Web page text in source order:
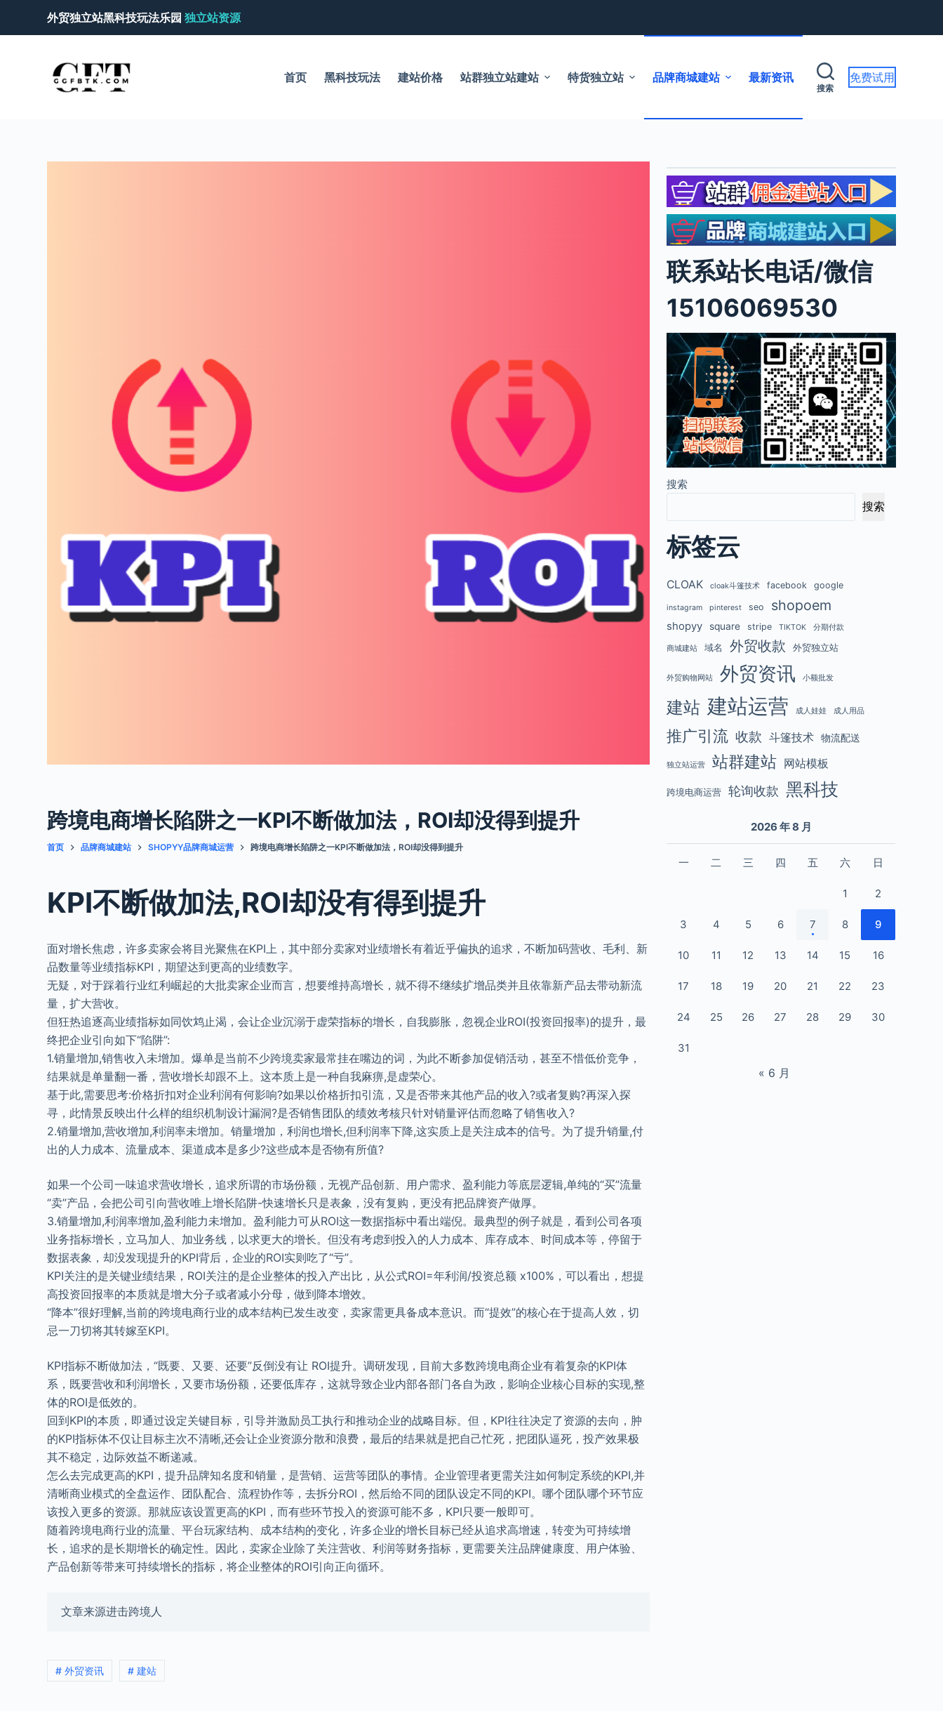
过
外贸独立站黑科技玩法乐园独立站资源
首页 黑科技玩法 建站价格 站群独立站建站 特货独立站 品牌商城建站 最新资讯
搜索
免费试用
跨境电商增长陷阱之一KPI不断做加法，ROI却没得到提升
首页 品牌商城建站 SHOPYY品牌商城运营 跨境电商增长陷阱之一KPI不断做加法，ROI却没得到提升
KPI不断做加法,ROI却没有得到提升
面对增长焦虑，许多卖家会将目光聚焦在KPI上，其中部分卖家对业绩增长有着近乎偏执的追求，不断加码营收、毛利、新
品数量等业绩指标KPI，期望达到更高的业绩数字。
无疑，对于踩着行业红利崛起的大批卖家企业而言，想要维持高增长，就不得不继续扩增品类并且依靠新产品去带动新流
量，扩大营收。
但狂热追逐高业绩指标如同饮鸩止渴，会让企业沉溺于虚荣指标的增长，自我膨胀，忽视企业ROI(投资回报率)的提升，最
终把企业引向如下“陷阱”:
1.销量增加,销售收入未增加。爆单是当前不少跨境卖家最常挂在嘴边的词，为此不断参加促销活动，甚至不惜低价竞争，
结果就是单量翻一番，营收增长却跟不上。这本质上是一种自我麻痹,是虚荣心。
基于此,需要思考:价格折扣对企业利润有何影响?如果以价格折扣引流，又是否带来其他产品的收入?或者复购?再深入探
寻，此情景反映出什么样的组织机制设计漏洞?是否销售团队的绩效考核只针对销量评估而忽略了销售收入?
2.销量增加,营收增加,利润率未增加。销量增加，利润也增长,但利润率下降,这实质上是关注成本的信号。为了提升销量,付
出的人力成本、流量成本、渠道成本是多少?这些成本是否物有所值?
如果一个公司一味追求营收增长，追求所谓的市场份额，无视产品创新、用户需求、盈利能力等底层逻辑,单纯的“买”流量
“卖”产品，会把公司引向营收唯上增长陷阱-快速增长只是表象，没有复购，更没有把品牌资产做厚。
3.销量增加,利润率增加,盈利能力未增加。盈利能力可从ROI这一数据指标中看出端倪。最典型的例子就是，看到公司各项
业务指标增长，立马加人、加业务线，以求更大的增长。但没有考虑到投入的人力成本、库存成本、时间成本等，停留于
数据表象，却没发现提升的KPI背后，企业的ROI实则吃了“亏”。
KPI关注的是关键业绩结果，ROI关注的是企业整体的投入产出比，从公式ROI=年利润/投资总额 x100%，可以看出，想提
高投资回报率的本质就是增大分子或者减小分母，做到降本增效。
“降本”很好理解,当前的跨境电商行业的成本结构已发生改变，卖家需更具备成本意识。而“提效”的核心在于提高人效，切
忌一刀切将其转嫁至KPI。
KPI指标不断做加法，“既要、又要、还要”反倒没有让 ROI提升。调研发现，目前大多数跨境电商企业有着复杂的KPI体
系，既要营收和利润增长，又要市场份额，还要低库存，这就导致企业内部各部门各自为政，影响企业核心目标的实现,整
体的ROI是低效的。
回到KPI的本质，即通过设定关键目标，引导并激励员工执行和推动企业的战略目标。但，KPI往往决定了资源的去向，肿
的KPI指标体不仅让目标主次不清晰,还会让企业资源分散和浪费，最后的结果就是把自己忙死，把团队逼死，投产效果极
其不稳定，边际效益不断递减。
怎么去完成更高的KPI，提升品牌知名度和销量，是营销、运营等团队的事情。企业管理者更需关注如何制定系统的KPI,并
清晰商业模式的全盘运作、团队配合、流程协作等，去拆分ROI，然后给不同的团队设定不同的KPI。哪个团队哪个环节应
该投入更多的资源。那就应该设置更高的KPI，而有些环节投入的资源可能不多，KPI只要一般即可。
随着跨境电商行业的流量、平台玩家结构、成本结构的变化，许多企业的增长目标已经从追求高增速，转变为可持续增
长，追求的是长期增长的确定性。因此，卖家企业除了关注营收、利润等财务指标，更需要关注品牌健康度、用户体验、
产品创新等带来可持续增长的指标，将企业整体的ROI引向正向循环。
文章来源进击跨境人
# 外贸资讯 # 建站
联系站长电话/微信
15106069530
搜索
搜索
标签云
CLOAK cloak斗篷技术 facebook google
instagram pinterest seo shopoem
shopyy square stripe TIKTOK 分期付款
商城建站 域名 外贸收款 外贸独立站
外贸购物网站 外贸资讯 小额批发
建站 建站运营 成人娃娃 成人用品
推广引流 收款 斗篷技术 物流配送
独立站运营 站群建站 网站模板
跨境电商运营 轮询收款 黑科技
2026 年 8 月
一 二 三 四 五 六 日
1 2
3 4 5 6 7 8 9
10 11 12 13 14 15 16
17 18 19 20 21 22 23
24 25 26 27 28 29 30
31
« 6 月